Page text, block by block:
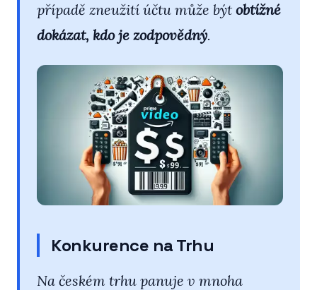
případě zneužití účtu může být obtížné
dokázat, kdo je zodpovědný.
Konkurence na Trhu
Na českém trhu panuje v mnoha